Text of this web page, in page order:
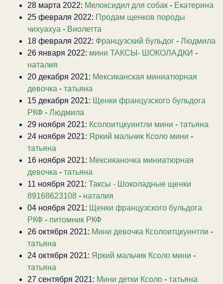
28 марта 2022: Мелоксидил для собак - Екатерина
25 февраля 2022: Продам щенков породы
чихуахуа - Виолетта
18 февраля 2022: Французский бульдог - Людмила
26 января 2022: мини ТАКСЫ- ШОКОЛАДКИ -
наталия
20 декабря 2021: Мексиканская миниатюрная
девочка - татьяна
15 декабря 2021: Щенки французского бульдога
РКФ - Людмила
29 ноября 2021: Ксолоитцкуинтли мини - татьяна
24 ноября 2021: Яркий мальчик Ксоло мини -
татьяна
16 ноября 2021: Мексиканочка миниатюрная
девочка - татьяна
11 ноября 2021: Таксы - Шоколадные щенки
89168623108 - наталия
04 ноября 2021: Щенки французского бульдога
РКФ - питомник РКФ
26 октября 2021: Мини девочка Ксолоитцкуинтли -
татьяна
24 октября 2021: Яркий мальчик Ксоло мини -
татьяна
27 сентября 2021: Мини детки Ксоло - татьяна